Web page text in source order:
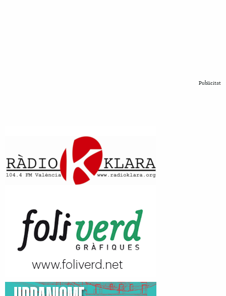
Publicitat